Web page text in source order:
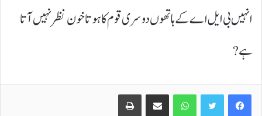
انہیں بی ایل اے کے ہاتھوں دوسری قوم کا ہوتا خون نظر نہیں آتا
ہے?
Facebook
Twitter
WhatsApp
Share via Email
Print